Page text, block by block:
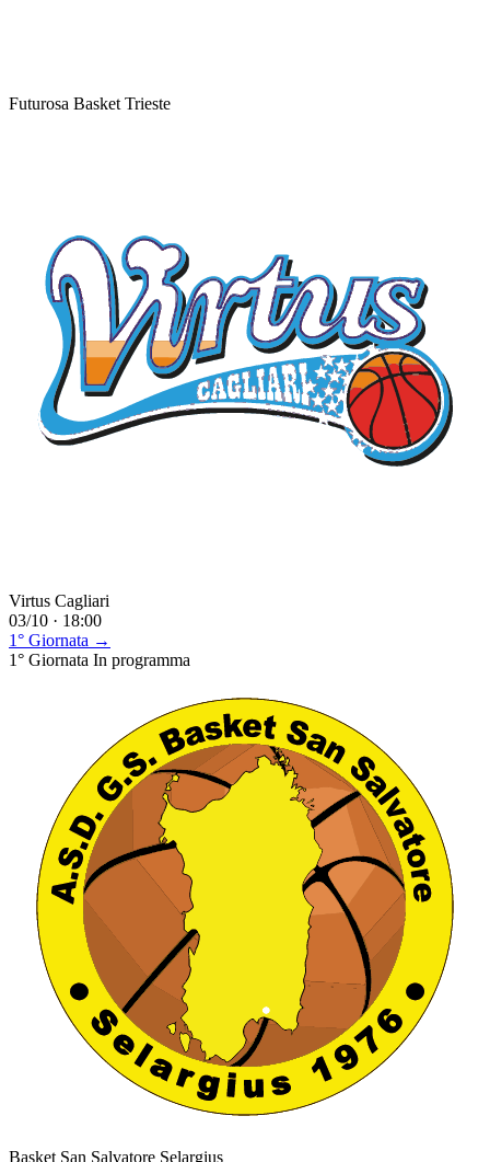
Futurosa Basket Trieste
Virtus Cagliari
03/10 · 18:00
1° Giornata →
1° Giornata In programma
Basket San Salvatore Selargius